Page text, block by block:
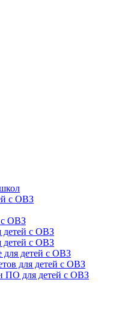
с ОВЗ
с ОВЗ
детей с ОВЗ
детей с ОВЗ
для детей с ОВЗ
для детей с ОВЗ
ПО для детей с ОВЗ